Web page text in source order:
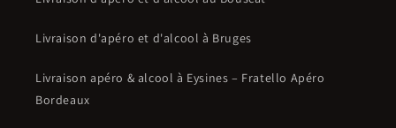
Livraison d'apéro et d'alcool à Bruges
Livraison apéro & alcool à Eysines – Fratello Apéro
Bordeaux